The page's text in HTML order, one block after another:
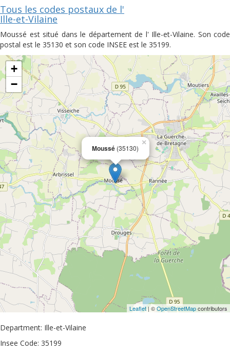
Tous les codes postaux de l'
Ille-et-Vilaine
Moussé est situé dans le département de l' Ille-et-Vilaine. Son code
postal est le 35130 et son code INSEE est le 35199.
Moussé (35130)
×
+
−
Leaflet | ©OpenStreetMapcontributors
Department: Ille-et-Vilaine
Insee Code: 35199